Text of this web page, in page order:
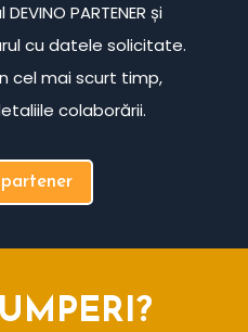
PARTENER și
cu datele solicitate.
cel mai scurt timp,
colaborării.